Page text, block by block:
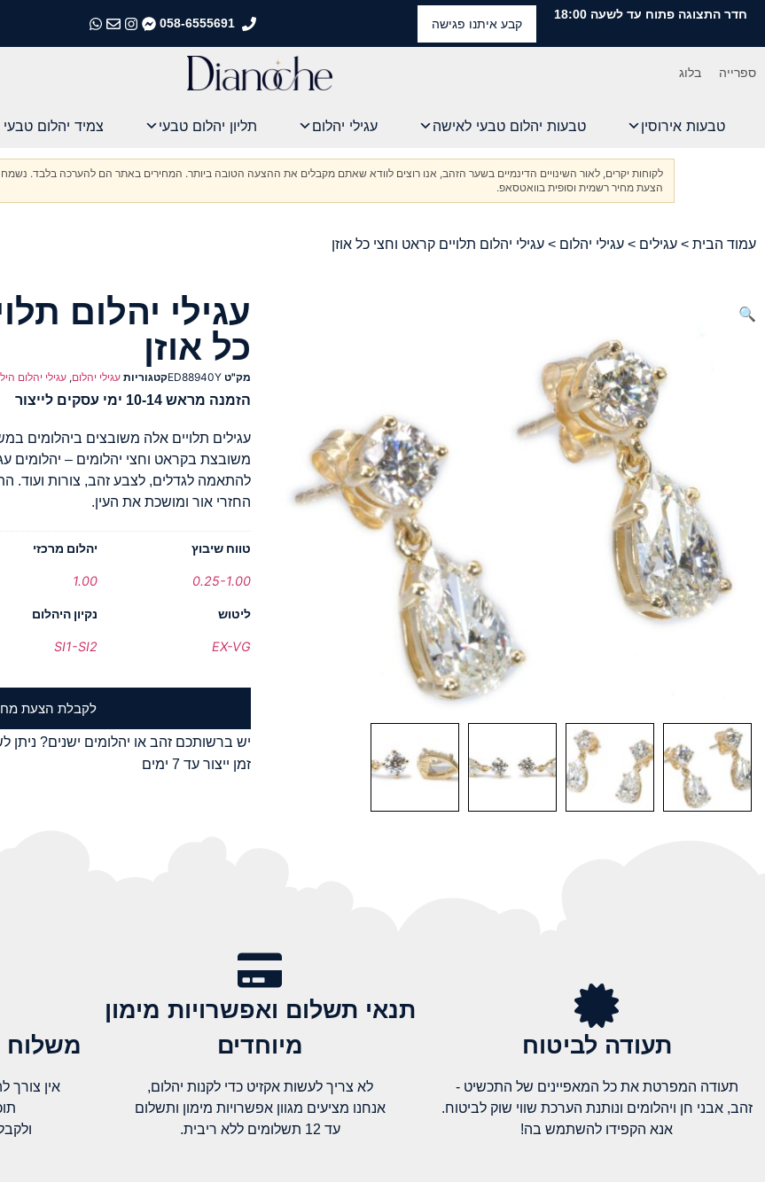
חדר התצוגה פתוח עד לשעה 18:00
קבע איתנו פגישה 058-6555691
התקשרו אלינו
התקשרו אלינו
התקשרו אלינו
התקשרו אלינו
ספרייה בלוג
טבעות אירוסין טבעות יהלום טבעי לאישה עגילי יהלום תליון יהלום טבעי צמיד יהלום טבעי
לקוחות יקרים, לאור השינויים הדינמיים בשער הזהב, אנו רוצים לוודא שאתם מקבלים את ההצעה הטובה ביותר. המחירים באתר הם להערכה בלבד. נשמח
הצעת מחיר רשמית וסופית בוואטסאפ.
עמוד הבית > עגילים > עגילי יהלום > עגילי יהלום תלויים קראט וחצי כל אוזן
🔍
עגילי יהלום
כל אוזן
מק"ט ED88940Yקטגוריות עגילי יהלום, עגילי יהלום
הזמנה מראש 10-14 ימי עסקים לייצור
משובצת בקראט וחצי יהלומים – יהלומים
להתאמה לגדלים, לצבע זהב, צורות ועוד.
החזרי אור ומושכת את העין.
טווח שיבוץ
0.25-1.00
יהלום מרכזי
1.00
ליטוש
EX-VG
נקיון היהלום
SI1-SI2
לקבלת הצעת
יש ברשותכם זהב או יהלומים ישנים? ניתן
זמן ייצור עד 7 ימים
תעודה לביטוח
תעודה המפרטת את כל המאפיינים של התכשיט -
זהב, אבני חן ויהלומים ונותנת הערכת שווי שוק לביטוח.
אנא הקפידו להשתמש בה!
תנאי תשלום ואפשרויות מימון
מיוחדים
לא צריך לעשות אקזיט כדי לקנות יהלום,
אנחנו מציעים מגוון אפשרויות מימון ותשלום
עד 12 תשלומים ללא ריבית.
משלוח
אין צורך